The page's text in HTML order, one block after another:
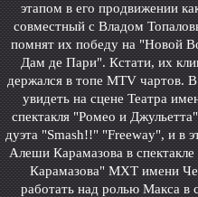
этапом в его продвижении
совместный с Владом
помнят их победу на "Новой
Дам де Пари". Кстати, их
держался в топе MTV чартов.
увидеть на сцене Театра
спектакля "Ромео и
дуэта "Smash!!" "Freeway", и в
Алеши Карамазова в
Карамазова" МХТ имени
работать над ролью Макса в